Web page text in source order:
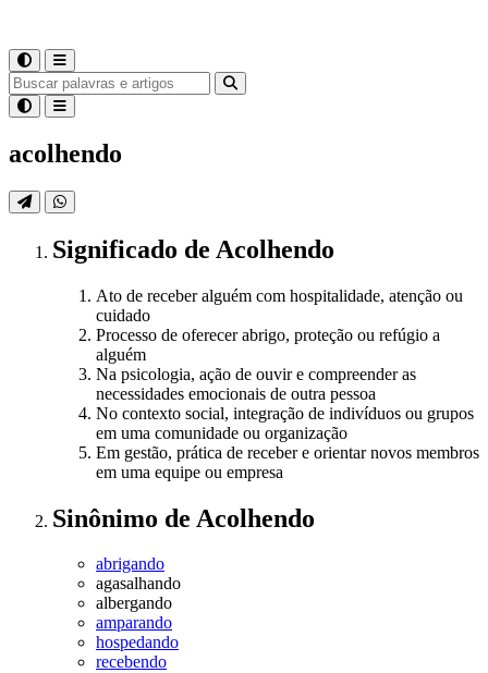
acolhendo
Significado de Acolhendo
Ato de receber alguém com hospitalidade, atenção ou
cuidado
Processo de oferecer abrigo, proteção ou refúgio a
alguém
Na psicologia, ação de ouvir e compreender as
necessidades emocionais de outra pessoa
No contexto social, integração de indivíduos ou grupos
em uma comunidade ou organização
Em gestão, prática de receber e orientar novos membros
em uma equipe ou empresa
Sinônimo de Acolhendo
abrigando
agasalhando
albergando
amparando
hospedando
recebendo